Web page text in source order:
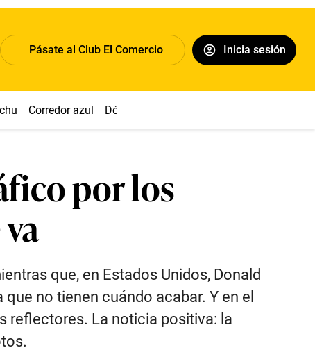
Pásate al Club El Comercio Inicia sesión
Corredor azul Dólar
por los
que, en Estados Unidos, Donald
no tienen cuándo acabar. Y en el
reflectores. La noticia positiva: la